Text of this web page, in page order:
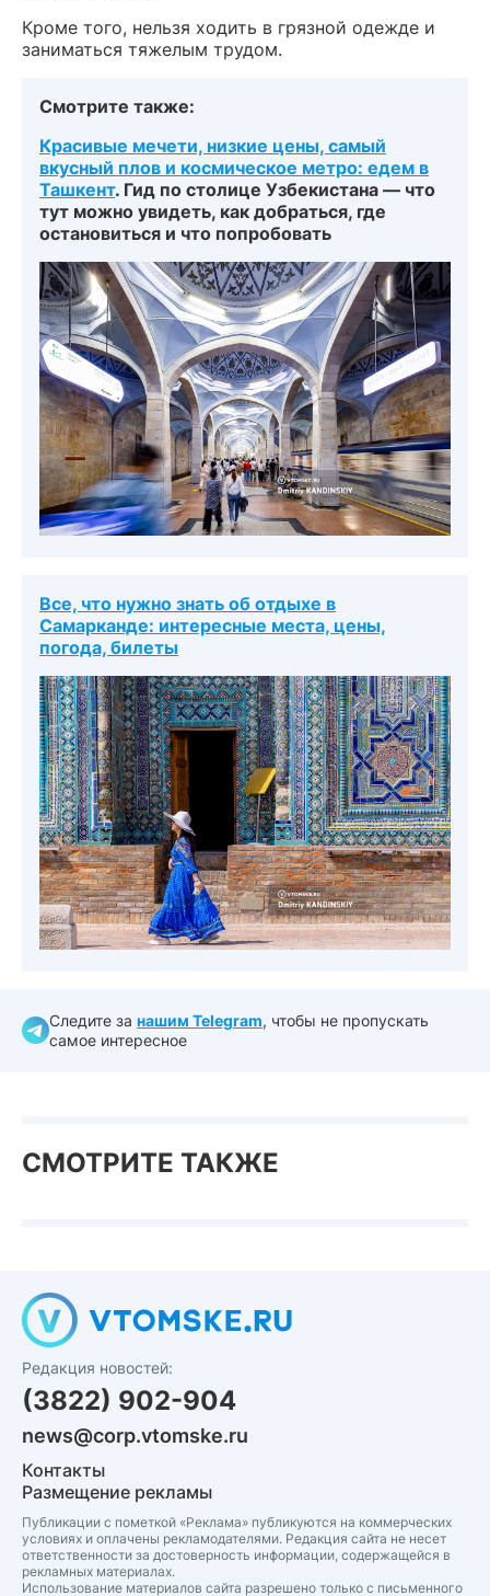
Кроме того, нельзя ходить в грязной одежде и
заниматься тяжелым трудом.
Смотрите также:
Красивые мечети, низкие цены, самый
вкусный плов и космическое метро: едем в
Ташкент. Гид по столице Узбекистана — что
тут можно увидеть, как добраться, где
остановиться и что попробовать
Все, что нужно знать об отдыхе в
Самарканде: интересные места, цены,
погода, билеты
Следите за нашим Telegram, чтобы не пропускать
самое интересное
СМОТРИТЕ ТАКЖЕ
Редакция новостей:
(3822) 902-904
news@corp.vtomske.ru
Контакты
Размещение рекламы
Публикации с пометкой «Реклама» публикуются на коммерческих
условиях и оплачены рекламодателями. Редакция сайта не несет
ответственности за достоверность информации, содержащейся в
рекламных материалах.
Использование материалов сайта разрешено только с письменного